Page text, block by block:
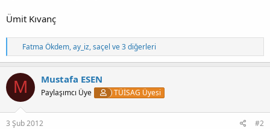
Ümit Kıvanç
T
e
p
k
i
l
e
r
:
Fatma Ökdem,ay_iz,saçel ve 3 diğerleri
M Mustafa ESEN
Paylaşımcı Üye TÜİSAG Üyesi
3 Şub 2012 #2